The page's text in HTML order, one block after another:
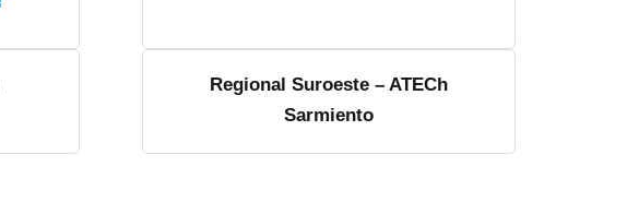
Regional Suroeste – ATECh
Sarmiento